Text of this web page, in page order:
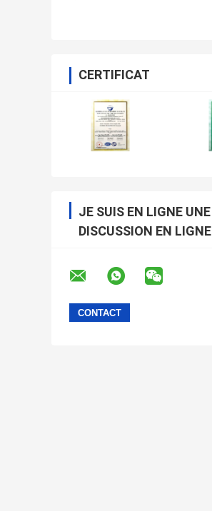
CERTIFICAT
JE SUIS EN LIGNE UNE
DISCUSSION EN LIGNE